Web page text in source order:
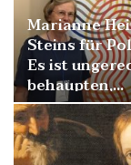
Marianne
Steins für
Es ist
behaupten,…